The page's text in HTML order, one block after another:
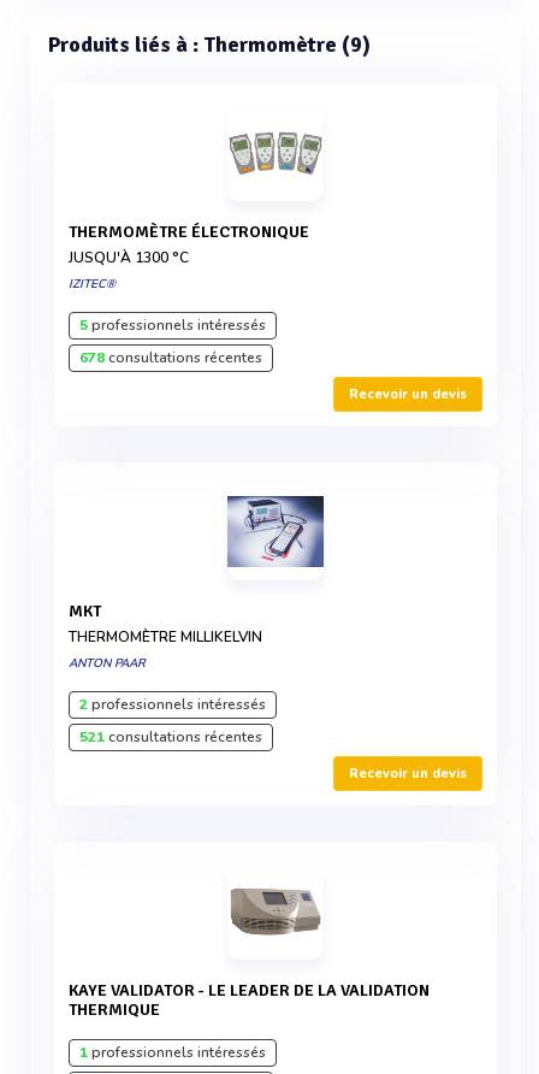
Produits liés à : Thermomètre (9)
THERMOMÈTRE ÉLECTRONIQUE
JUSQU'À 1300 °C
IZITEC®
5professionnels intéressés
678consultations récentes
Recevoir un devis
MKT
THERMOMÈTRE MILLIKELVIN
ANTON PAAR
2professionnels intéressés
521consultations récentes
Recevoir un devis
KAYE VALIDATOR - LE LEADER DE LA VALIDATION
THERMIQUE
1professionnels intéressés